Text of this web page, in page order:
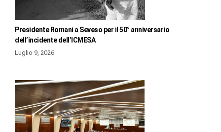
Presidente Romani a Seveso per il 50° anniversario
dell’incidente dell’ICMESA
Luglio 9, 2026